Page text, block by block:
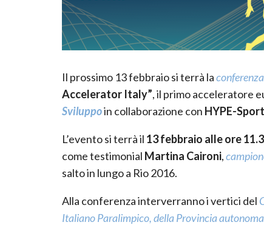
Il prossimo 13 febbraio si terrà la
Accelerator Italy”, il primo acceleratore
Sviluppoin collaborazione con HYPE-
L’evento si terrà il 13 febbraio alle ore
come testimonial Martina Caironi,
salto in lungo a Rio 2016.
Alla conferenza interverranno i vertici del
Italiano Paralimpico, della Provincia